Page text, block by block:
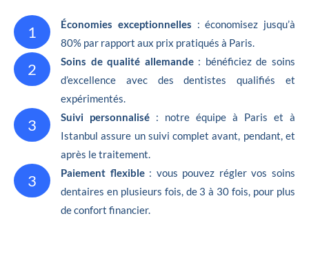
1 Économies exceptionnelles : économisez jusqu’à
80% par rapport aux prix pratiqués à Paris.
2 Soins de qualité allemande: bénéficiez de soins
d’excellence avec des dentistes qualifiés et
expérimentés.
3 Suivi personnalisé : notre équipe à Paris et à
Istanbul assure un suivi complet avant, pendant, et
après le traitement.
3 Paiement flexible: vous pouvez régler vos soins
dentaires en plusieurs fois, de 3 à 30 fois, pour plus
de confort financier.